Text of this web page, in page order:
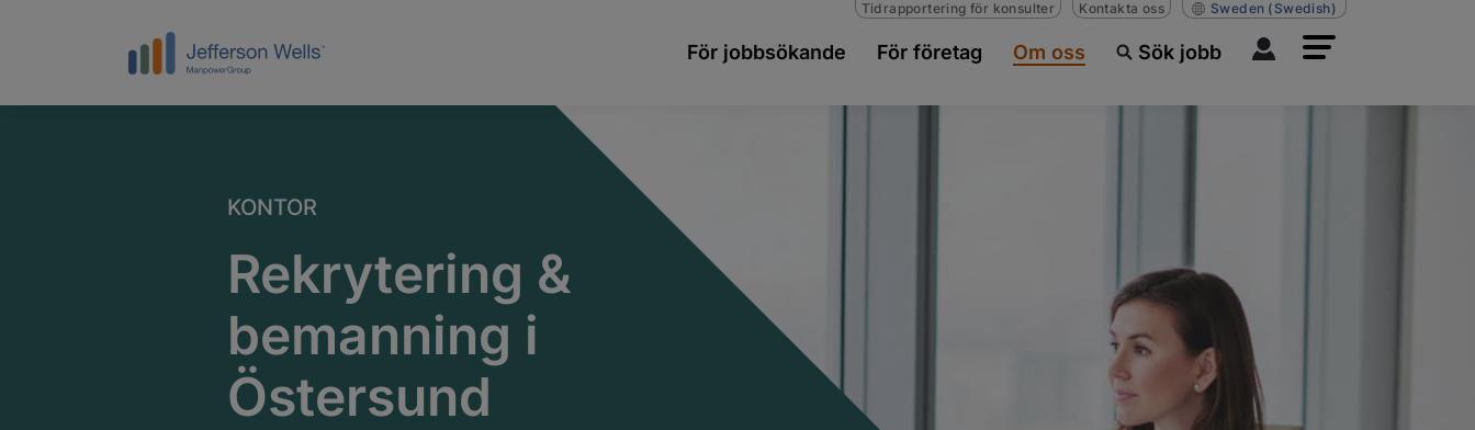
För jobbsökande För företag Om oss Sök jobb
Tidrapportering för konsulter Kontakta oss Sweden (Swedish)
KONTOR
Rekrytering &
bemanning i
Östersund